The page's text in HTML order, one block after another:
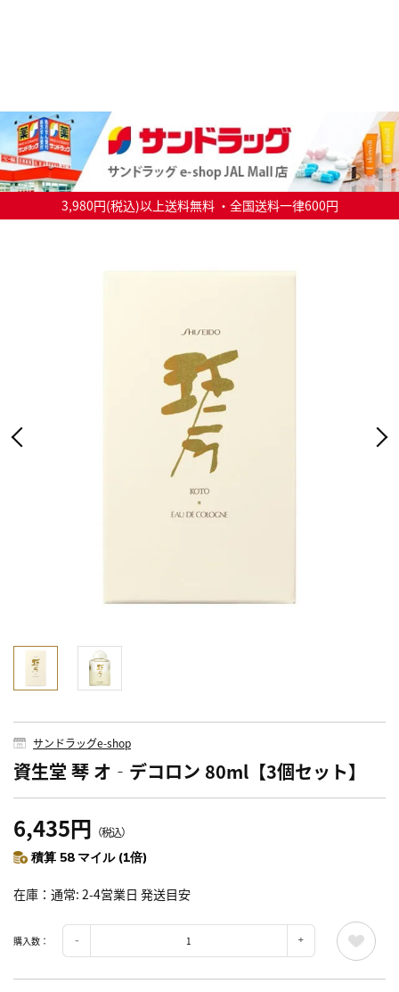
3,980円(税込)以上送料無料 ・全国送料一律600円
サンドラッグe-shop
資生堂 琴 オ‐デコロン 80ml【3個セット】
6,435円 （税込）
積算 58 マイル (1倍)
在庫 通常: 2-4営業日 発送目安
購入数：